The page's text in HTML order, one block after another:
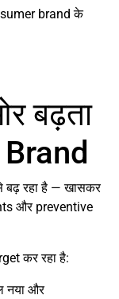
brand के
बढ़ता
बढ़ रहा है — खासकर
और preventive
कर रहा है:
नया और